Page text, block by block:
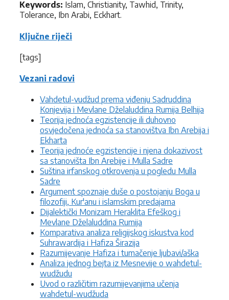
Keywords: Islam, Christianity, Tawhid, Trinity,
Tolerance, Ibn Arabi, Eckhart.
Ključne riječi
[tags]
Vezani radovi
Vahdetul-vudžud prema viđenju Sadruddina
Konjevija i Mevlane Dželaluddina Rumija Belhija
Teorija jednoća egzistencije ili duhovno
osvjedočena jednoća sa stanovištva Ibn Arebija i
Ekharta
Teorija jednoće egzistencije i njena dokazivost
sa stanovišta Ibn Arebije i Mulla Sadre
Suština irfanskog otkrovenja u pogledu Mulla
Sadre
Argument spoznaje duše o postojanju Boga u
filozofiji, Kur'anu i islamskim predajama
Dijalektički Monizam Heraklita Efeškog i
Mevlane Dželaluddina Rumija
Komparativa analiza religijskog iskustva kod
Suhrawardija i Hafiza Širazija
Razumijevanje Hafiza i tumačenje ljubavi/aška
Analiza jednog bejta iz Mesnevije o wahdetul-
wudžudu
Uvod o različitim razumijevanjima učenja
wahdetul-wudžuda